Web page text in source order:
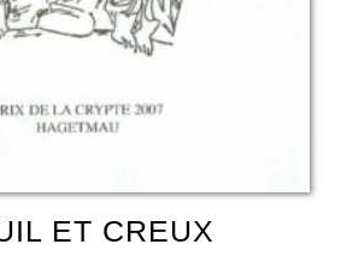
ET CREUX